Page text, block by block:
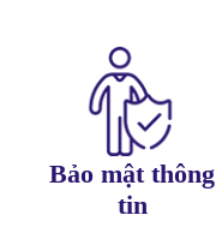
Bảo mật thông
tin